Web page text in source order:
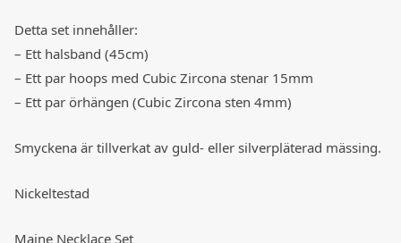
Detta set innehåller:
– Ett halsband (45cm)
– Ett par hoops med Cubic Zircona stenar 15mm
– Ett par örhängen (Cubic Zircona sten 4mm)
Smyckena är tillverkat av guld- eller silverpläterad mässing.
Nickeltestad
Maine Necklace Set